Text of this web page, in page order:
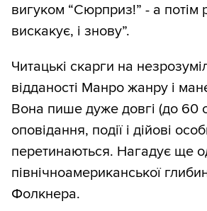
вигуком “Сюрприз!” - а потім
вискакує, і знову”.
Читацькі скарги на
відданості Манро жанру і
Вона пише дуже довгі (до 60
оповідання, події і дійові
перетинаються. Нагадує ще
північноамериканської
Фолкнера.